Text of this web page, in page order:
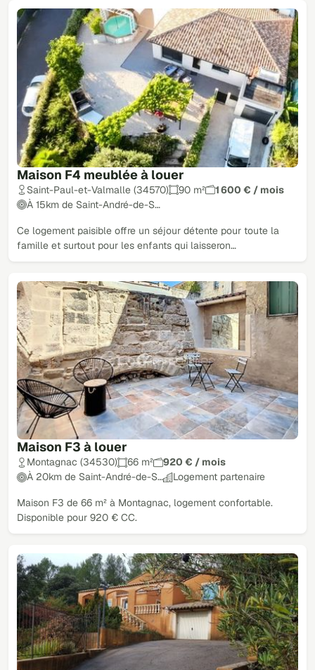
Maison F4 meublée à louer
Saint-Paul-et-Valmalle (34570) 90 m²
1 600 € / mois
À 15km de Saint-André-de-S…
Ce logement paisible offre un séjour détente pour toute la
famille et surtout pour les enfants qui laisseron…
Maison F3 à louer
Montagnac (34530) 66 m²
920 € / mois
À 20km de Saint-André-de-S…
Logement partenaire
Maison F3 de 66 m² à Montagnac, logement confortable.
Disponible pour 920 € CC.